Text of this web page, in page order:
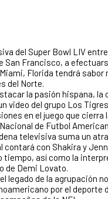
del Super Bowl LIV
San Francisco, a
Florida tendrá sabor
del Norte.
la pasión hispana, la
video del grupo Los
en el juego que cierra
de Futbol
televisiva suma un
contará con Shakira y
tiempo, así como la
de Demi Lovato.
legado de la agrupación
por el deporte